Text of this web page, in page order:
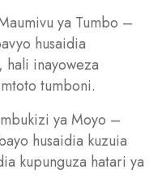
ya Tumbo –
husaidia
hali inayoweza
tumboni.
ya Moyo –
husaidia kuzuia
kupunguza hatari ya